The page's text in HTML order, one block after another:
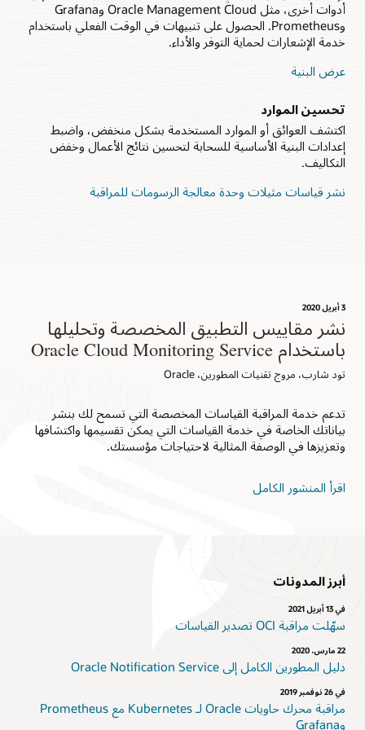
أدوات أخرى، مثل Oracle Management Cloud وGrafana
وPrometheus. الحصول على تنبيهات في الوقت الفعلي باستخدام
خدمة الإشعارات لحماية التوفر والأداء.
عرض البنية
تحسين الموارد
اكتشف العوائق أو الموارد المستخدمة بشكل منخفض، واضبط
إعدادات البنية الأساسية للسحابة لتحسين نتائج الأعمال وخفض
التكاليف.
نشر قياسات مثيلات وحدة معالجة الرسومات للمراقبة
3 أبريل 2020
نشر مقاييس التطبيق المخصصة وتحليلها
باستخدام Oracle Cloud Monitoring Service
تود شارب، مروج تقنيات المطورين، Oracle
تدعم خدمة المراقبة القياسات المخصصة التي تسمح لك بنشر
بياناتك الخاصة في خدمة القياسات التي يمكن تقسيمها واكتشافها
وتعزيزها في الوصفة المثالية لاحتياجات مؤسستك.
اقرأ المنشور الكامل
أبرز المدونات
في 13 أبريل 2021
سهّلت مراقبة OCI تصدير القياسات
22 مارس، 2020
دليل المطورين الكامل إلى Oracle Notification Service
في 26 نوفمبر 2019
مراقبة محرك حاويات Oracle لـ Kubernetes مع Prometheus
وGrafana